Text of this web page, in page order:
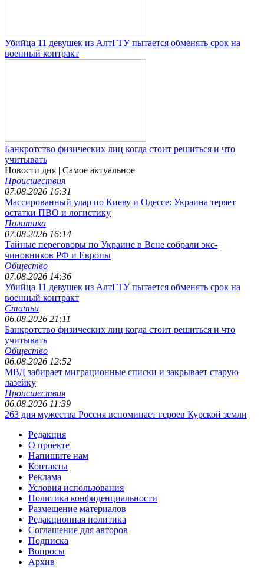
Убийца 11 девушек из АлтГТУ пытается обменять срок на
военный контракт
Банкротство физических лиц когда стоит решиться и что
учитывать
Новости дня | Самое актуальное
Происшествия
07.08.2026 16:31
Массированный удар по Киеву и Одессе: Украина теряет
остатки ПВО и логистику
Политика
07.08.2026 16:14
Тайные переговоры по Украине в Вене собрали экс-
чиновников РФ и Европы
Общество
07.08.2026 14:36
Убийца 11 девушек из АлтГТУ пытается обменять срок на
военный контракт
Статьи
06.08.2026 21:11
Банкротство физических лиц когда стоит решиться и что
учитывать
Общество
06.08.2026 12:52
МВД забирает миграционные списки и закрывает старую
лазейку
Происшествия
06.08.2026 11:39
263 дня мужества Россия вспоминает героев Курской земли
Редакция
О проекте
Напишите нам
Контакты
Реклама
Условия использования
Политика конфиденциальности
Размещение материалов
Редакционная политика
Соглашение для авторов
Подписка
Вопросы
Архив